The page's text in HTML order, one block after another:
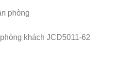
khách JCD5011-62